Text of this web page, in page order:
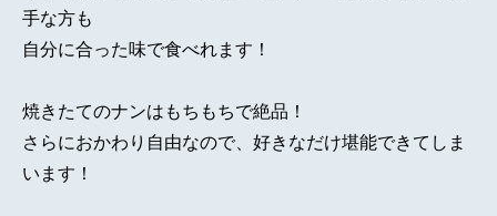
手な方も
自分に合った味で食べれます！
焼きたてのナンはもちもちで絶品！
さらにおかわり自由なので、好きなだけ堪能できてしま
います！